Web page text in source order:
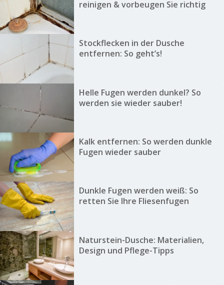
reinigen & vorbeugen Sie richtig
Stockflecken in der Dusche
entfernen: So geht’s!
Helle Fugen werden dunkel? So
werden sie wieder sauber!
Kalk entfernen: So werden dunkle
Fugen wieder sauber
Dunkle Fugen werden weiß: So
retten Sie Ihre Fliesenfugen
Naturstein-Dusche: Materialien,
Design und Pflege-Tipps